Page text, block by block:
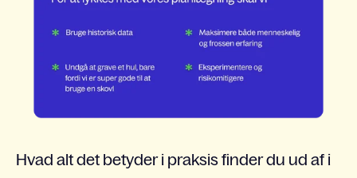
Hvad alt det betyder i praksis finder du ud af i